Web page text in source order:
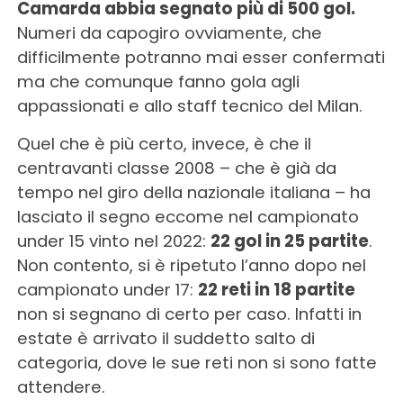
Camarda abbia segnato più di 500 gol.
Numeri da capogiro ovviamente, che
difficilmente potranno mai esser confermati
ma che comunque fanno gola agli
appassionati e allo staff tecnico del Milan.
Quel che è più certo, invece, è che il
centravanti classe 2008 – che è già da
tempo nel giro della nazionale italiana – ha
lasciato il segno eccome nel campionato
under 15 vinto nel 2022: 22 gol in 25 partite.
Non contento, si è ripetuto l’anno dopo nel
campionato under 17: 22 reti in 18 partite
non si segnano di certo per caso. Infatti in
estate è arrivato il suddetto salto di
categoria, dove le sue reti non si sono fatte
attendere.